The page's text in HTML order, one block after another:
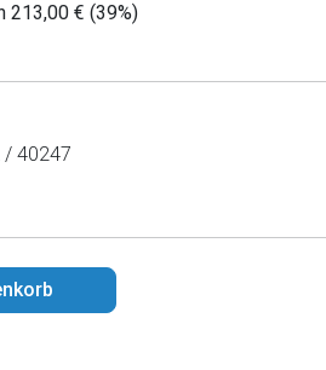
213,00 € (39%)
/ 40247